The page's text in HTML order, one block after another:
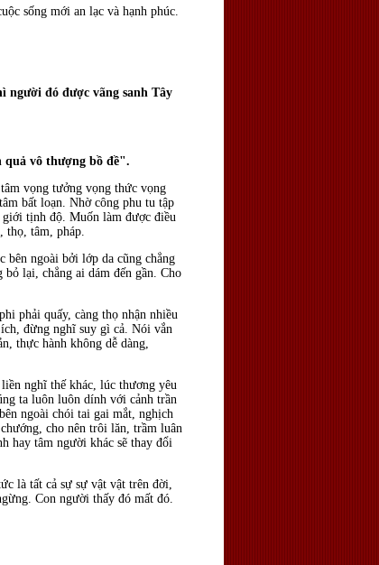
sống mới an lạc và hạnh phúc.
người đó được vãng sanh Tây
quả vô thượng bồ đề".
vọng tưởng vọng thức vọng
bất loạn. Nhờ công phu tu tập
giới tịnh độ. Muốn làm được điều
thọ, tâm, pháp.
bên ngoài bởi lớp da cũng chẳng
lại, chẳng ai dám đến gần. Cho
phải quấy, càng thọ nhận nhiều
đừng nghĩ suy gì cả. Nói vắn
thực hành không dễ dàng,
nghĩ thế khác, lúc thương yêu
ta luôn luôn dính với cảnh trần
ngoài chói tai gai mắt, nghịch
cho nên trôi lăn, trầm luân
hay tâm người khác sẽ thay đổi
là tất cả sự sự vật vật trên đời,
Con người thấy đó mất đó.